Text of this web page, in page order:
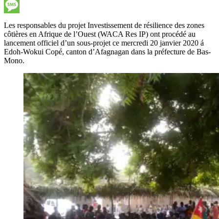
LinkedIn
Message
Les responsables du projet Investissement de résilience des zones
côtières en Afrique de l’Ouest (WACA Res IP) ont procédé au
lancement officiel d’un sous-projet ce mercredi 20 janvier 2020 á
Edoh-Wokui Copé, canton d’Afagnagan dans la préfecture de Bas-
Mono.